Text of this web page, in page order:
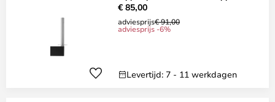
€ 85,00
adviesprijs€ 91,00
adviesprijs -6%
Levertijd: 7 - 11 werkdagen